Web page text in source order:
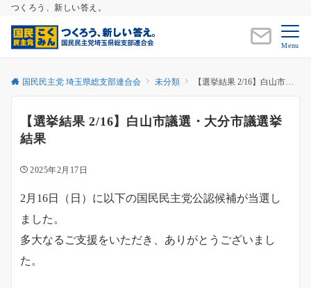
つくろう、新しい答え。
Menu
国民民主党 埼玉県総支部連合会 未分類 【選挙結果 2/16】白山市議選・大分市議選挙結果
【選挙結果 2/16】白山市議選・大分市議選挙
結果
2025年2月17日
2月16日（日）に以下の国民民主党公認候補が当選し
ました。
多大なるご支援をいただき、ありがとうございまし
た。